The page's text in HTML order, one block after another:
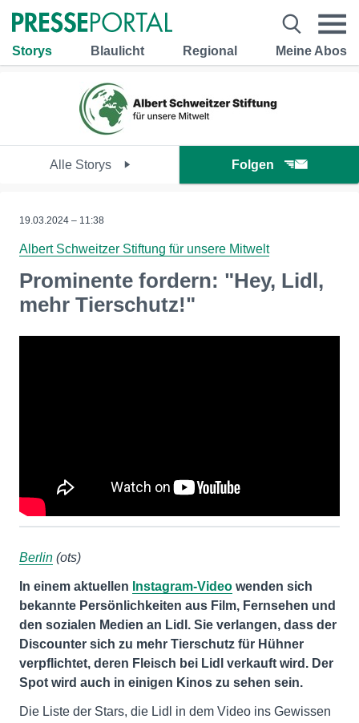
Storys Blaulicht Regional Meine Abos
Alle Storys Folgen
19.03.2024 – 11:38
Albert Schweitzer Stiftung für unsere Mitwelt
Prominente fordern: "Hey, Lidl,
mehr Tierschutz!"
Berlin (ots)
In einem aktuellen Instagram-Video wenden sich
bekannte Persönlichkeiten aus Film, Fernsehen und
den sozialen Medien an Lidl. Sie verlangen, dass der
Discounter sich zu mehr Tierschutz für Hühner
verpflichtet, deren Fleisch bei Lidl verkauft wird. Der
Spot wird auch in einigen Kinos zu sehen sein.
Die Liste der Stars, die Lidl in dem Video ins Gewissen